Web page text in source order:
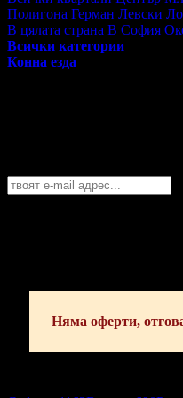
Полигона Герман Левски
В цялата страна В София
Всички категории
Конна езда
Няма оферти,